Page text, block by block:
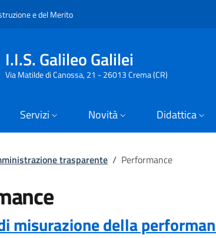
e del MeritoSlim top
I.I.S. Galileo Galilei
Via Matilde di Canossa, 21 - 26013 Crema (CR)
Servizi Novità Didattica
di panetrasparente / Performance
misurazione della